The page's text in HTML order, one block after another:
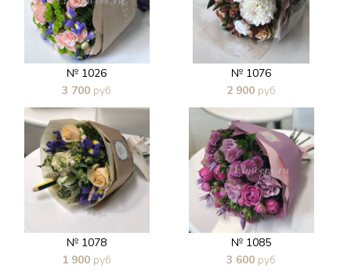
№ 1026
3 700 руб
В 1 клик
№ 1076
2 900 руб
В 1 клик
№ 1078
1 900 руб
№ 1085
3 600 руб